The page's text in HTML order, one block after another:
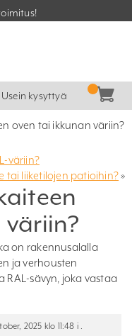
Usein kysyttyä
oven tai ikkunan väriin?
väriin?
tai liiketilojen patioihin?»
on rakennusalalla
ja verhousten
RAL-sävyn, joka vastaa
2025 klo 11:48 i .